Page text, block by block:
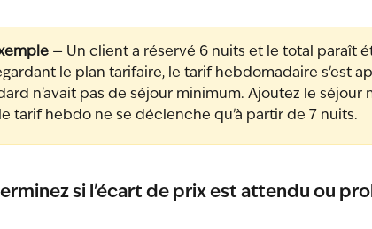
— Un client a réservé 6 nuits et le total paraît
le plan tarifaire, le tarif hebdomadaire s'est
n'avait pas de séjour minimum. Ajoutez le séjour
tarif hebdo ne se déclenche qu'à partir de 7 nuits.
si l'écart de prix est attendu ou